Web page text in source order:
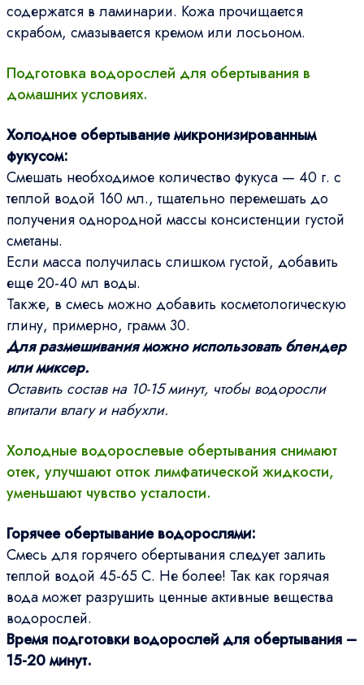
содержатся в ламинарии. Кожа прочищается
скрабом, смазывается кремом или лосьоном.
Подготовка водорослей для обертывания в
домашних условиях.
Холодное обертывание микронизированным
фукусом:
Смешать необходимое количество фукуса — 40 г. с
теплой водой 160 мл., тщательно перемешать до
получения однородной массы консистенции густой
сметаны.
Если масса получилась слишком густой, добавить
еще 20-40 мл воды.
Также, в смесь можно добавить косметологическую
глину, примерно, грамм 30.
Для размешивания можно использовать блендер
или миксер.
Оставить состав на 10-15 минут, чтобы водоросли
впитали влагу и набухли.
Холодные водорослевые обертывания снимают
отек, улучшают отток лимфатической жидкости,
уменьшают чувство усталости.
Горячее обертывание водорослями:
Смесь для горячего обертывания следует залить
теплой водой 45-65 С. Не более! Так как горячая
вода может разрушить ценные активные вещества
водорослей.
Время подготовки водорослей для обертывания –
15-20 минут.